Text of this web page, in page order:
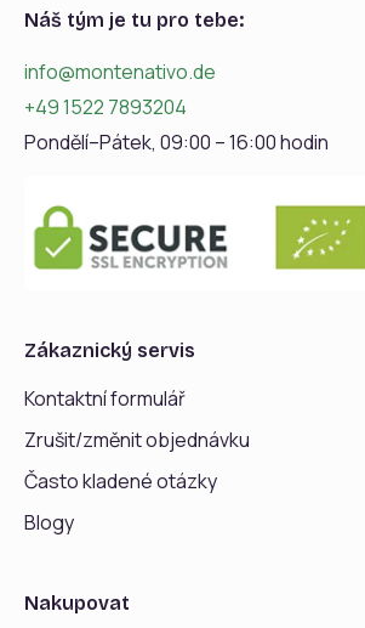
Náš tým je tu pro tebe:
info@montenativo.de
+49 1522 7893204
Pondělí–Pátek, 09:00 – 16:00 hodin
Zákaznický servis
Kontaktní formulář
Zrušit/změnit objednávku
Často kladené otázky
Blogy
Nakupovat